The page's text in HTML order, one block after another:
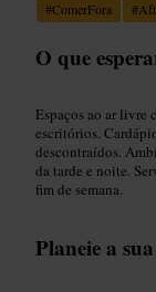
#ComerFora #
O que
Espaços ao ar livre
escritórios.
descontraídos.
da tarde e noite.
fim de semana.
Planeie a